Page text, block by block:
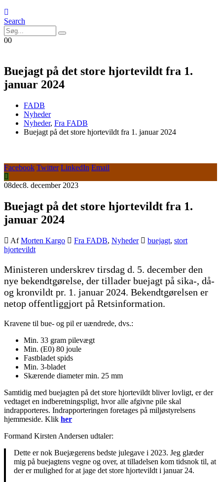
Search
00
Buejagt på det store hjortevildt fra 1.
januar 2024
FADB
Nyheder
Nyheder, Fra FADB
Buejagt på det store hjortevildt fra 1. januar 2024
Facebook Twitter LinkedIn Email
08dec8. december 2023
Buejagt på det store hjortevildt fra 1.
januar 2024
Af Morten Kargo Fra FADB, Nyheder buejagt, stort
hjortevildt
Ministeren underskrev tirsdag d. 5. december den
nye bekendtgørelse, der tillader buejagt på sika-, då-
og kronvildt pr. 1. januar 2024. Bekendtgørelsen er
netop offentliggjort på Retsinformation.
Kravene til bue- og pil er uændrede, dvs.:
Min. 33 gram pilevægt
Min. (E0) 80 joule
Fastbladet spids
Min. 3-bladet
Skærende diameter min. 25 mm
Samtidig med buejagten på det store hjortevildt bliver lovligt, er der
vedtaget en indberetningspligt, hvor alle afgivne pile skal
indrapporteres. Indrapporteringen foretages på miljøstyrelsens
hjemmeside. Klik her
Formand Kirsten Andersen udtaler:
Dette er nok Buejægerens bedste julegave i 2023. Jeg glæder
mig på buejagtens vegne og over, at tilladelsen kom tidsnok til, at
der er mulighed for at jage det store hjortevildt i januar 24.